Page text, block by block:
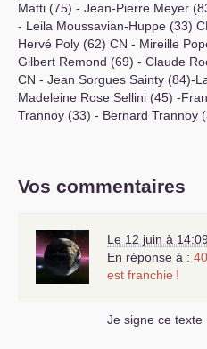
Matti (75) - Jean-Pierre Meyer
- Leila Moussavian-Huppe (33)
Hervé Poly (62) CN - Mireille
Gilbert Remond (69) - Claude
CN - Jean Sorgues Sainty (84)-
Madeleine Rose Sellini (45) -
Trannoy (33) - Bernard Trannoy
Vos commentaires
Le 12 juin à 14:09
En réponse à :
est franchie !
Je signe ce texte